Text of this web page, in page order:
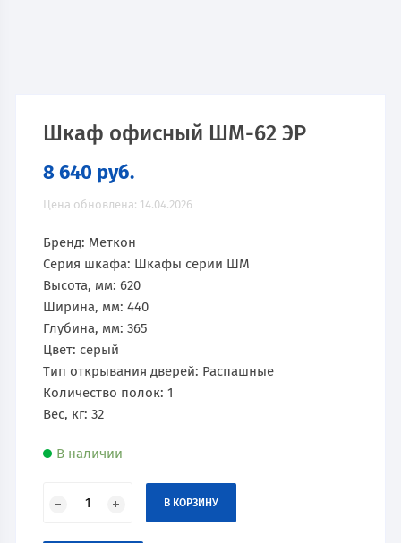
Шкаф офисный ШМ-62 ЭР
8 640 руб.
Цена обновлена: 14.04.2026
Бренд: Меткон
Серия шкафа: Шкафы серии ШМ
Высота, мм: 620
Ширина, мм: 440
Глубина, мм: 365
Цвет: серый
Тип открывания дверей: Распашные
Количество полок: 1
Вес, кг: 32
В наличии
В КОРЗИНУ